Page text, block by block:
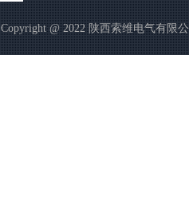
Copyright @ 2022 陕西索维电气有限